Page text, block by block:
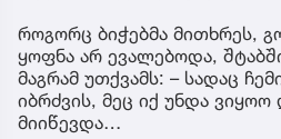
როგორც ბიჭებმა მითხრეს,
ყოფნა არ ევალებოდა,
მაგრამ უთქვამს: – სადაც
იბრძვის, მეც იქ უნდა ვიყოო
მიიწევდა…